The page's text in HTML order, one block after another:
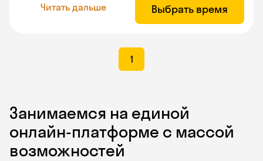
Читать дальше Выбрать время
1
Занимаемся на единой
онлайн-платформе с массой
возможностей